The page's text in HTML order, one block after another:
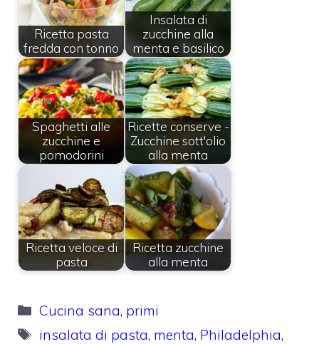
Ricetta pasta
fredda con tonno
Insalata di
zucchine alla
menta e basilico
Spaghetti alle
zucchine e
pomodorini
Ricette conserve -
Zucchine sott'olio
alla menta
Ricetta veloce di
pasta
Ricetta zucchine
alla menta
Categorie
Cucina sana, primi
Tag
insalata di pasta, menta, Philadelphia,